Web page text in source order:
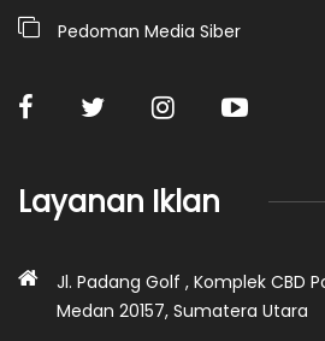
Pedoman Media Siber
Layanan Iklan
Jl. Padang Golf , Komplek CBD
Medan 20157, Sumatera Utara